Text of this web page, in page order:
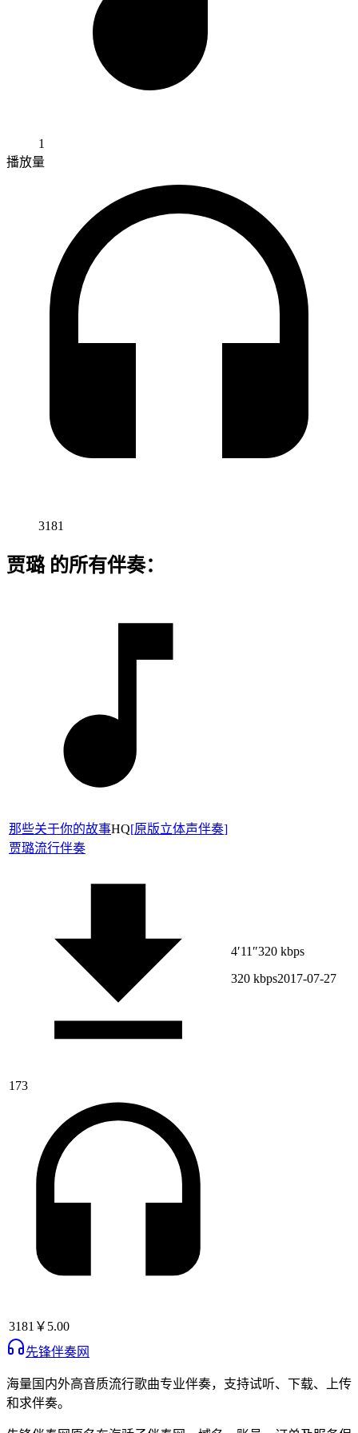
1
播放量
3181
贾璐 的所有伴奏：
那些关于你的故事HQ[原版立体声伴奏]
贾璐流行伴奏
173
3181 ￥5.00
4′11″320 kbps
320 kbps2017-07-27
先锋伴奏网
海量国内外高音质流行歌曲专业伴奏，支持试听、下载、上传
和求伴奏。